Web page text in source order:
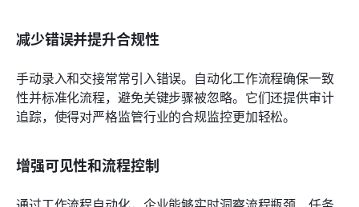
减少错误并提升合规性
手动录入和交接常常引入错误。自动化工作流程确保一致
性并标准化流程，避免关键步骤被忽略。它们还提供审计
追踪，使得对严格监管行业的合规监控更加轻松。
增强可见性和流程控制